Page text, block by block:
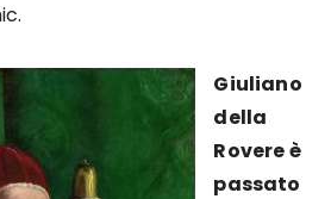
Giuliano
della
Rovere è
passato